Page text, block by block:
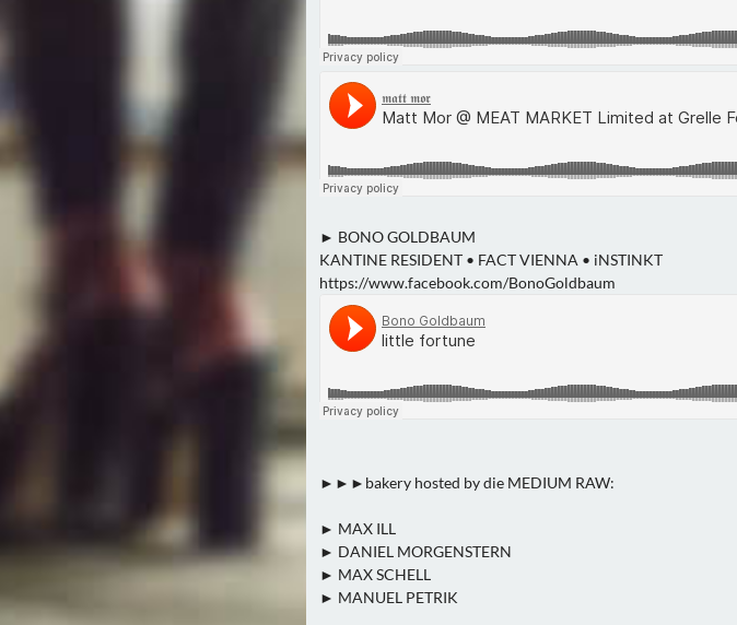
► BONO GOLDBAUM
KANTINE RESIDENT • FACT VIENNA • iNSTINKT
https://www.facebook.com/BonoGoldbaum
►►►bakery hosted by die MEDIUM RAW:
► MAX ILL
► DANIEL MORGENSTERN
► MAX SCHELL
► MANUEL PETRIK